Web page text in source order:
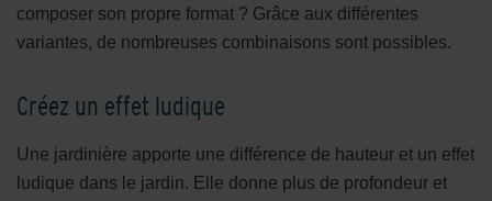
composer son propre format ? Grâce aux différentes
variantes, de nombreuses combinaisons sont possibles.
Créez un effet ludique
Une jardinière apporte une différence de hauteur et un effet
ludique dans le jardin. Elle donne plus de profondeur et